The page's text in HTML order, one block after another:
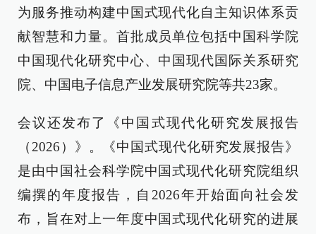
为服务推动构建中国式现代化自主知识体系贡
献智慧和力量。首批成员单位包括中国科学院
中国现代化研究中心、中国现代国际关系研究
院、中国电子信息产业发展研究院等共23家。
会议还发布了《中国式现代化研究发展报告
（2026）》。《中国式现代化研究发展报告》
是由中国社会科学院中国式现代化研究院组织
编撰的年度报告，自2026年开始面向社会发
布，旨在对上一年度中国式现代化研究的进展